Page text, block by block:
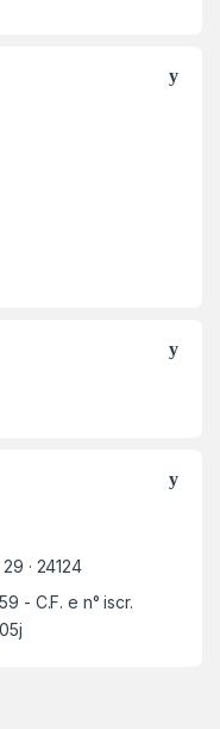
· 24124
- C.F. e n° iscr.